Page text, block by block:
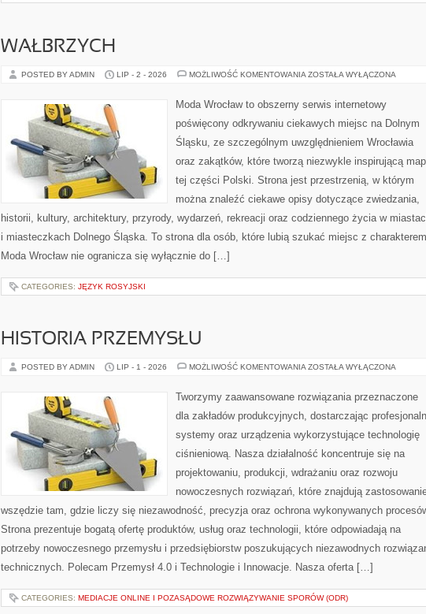
WAŁBRZYCH
POSTED BY ADMIN LIP - 2 - 2026 MOŻLIWOŚĆ KOMENTOWANIA WAŁBRZYCH
ZOSTAŁA WYŁĄCZONA
Moda Wrocław to obszerny serwis internetowy
poświęcony odkrywaniu ciekawych miejsc na Dolnym
Śląsku, ze szczególnym uwzględnieniem Wrocławia
oraz zakątków, które tworzą niezwykle inspirującą
tej części Polski. Strona jest przestrzenią, w którym
można znaleźć ciekawe opisy dotyczące zwiedzania,
historii, kultury, architektury, przyrody, wydarzeń, rekreacji oraz codziennego życia w
i miasteczkach Dolnego Śląska. To strona dla osób, które lubią szukać miejsc z
Moda Wrocław nie ogranicza się wyłącznie do […]
CATEGORIES: JĘZYK ROSYJSKI
HISTORIA PRZEMYSŁU
POSTED BY ADMIN LIP - 1 - 2026 MOŻLIWOŚĆ KOMENTOWANIA HISTORIA
ZOSTAŁA WYŁĄCZONA
Tworzymy zaawansowane rozwiązania przeznaczone
dla zakładów produkcyjnych, dostarczając
systemy oraz urządzenia wykorzystujące technologię
ciśnieniową. Nasza działalność koncentruje się na
projektowaniu, produkcji, wdrażaniu oraz rozwoju
nowoczesnych rozwiązań, które znajdują
wszędzie tam, gdzie liczy się niezawodność, precyzja oraz ochrona wykonywanych
Strona prezentuje bogatą ofertę produktów, usług oraz technologii, które odpowiadają na
potrzeby nowoczesnego przemysłu i przedsiębiorstw poszukujących niezawodnych
technicznych. Polecam Przemysł 4.0 i Technologie i Innowacje. Nasza oferta […]
CATEGORIES: MEDIACJE ONLINE I POZASĄDOWE ROZWIĄZYWANIE SPORÓW (ODR)